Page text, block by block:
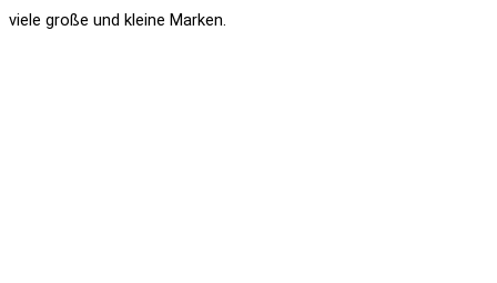
viele große und kleine Marken.